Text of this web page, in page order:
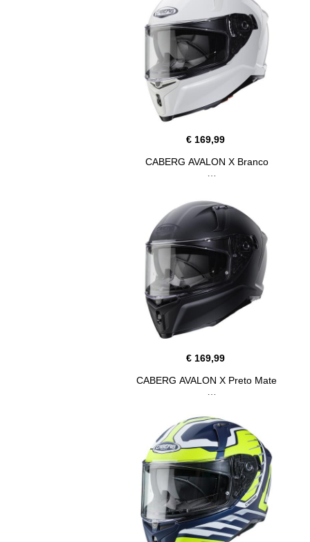
€ 169,99
CABERG AVALON X Branco
€ 169,99
CABERG AVALON X Preto Mate